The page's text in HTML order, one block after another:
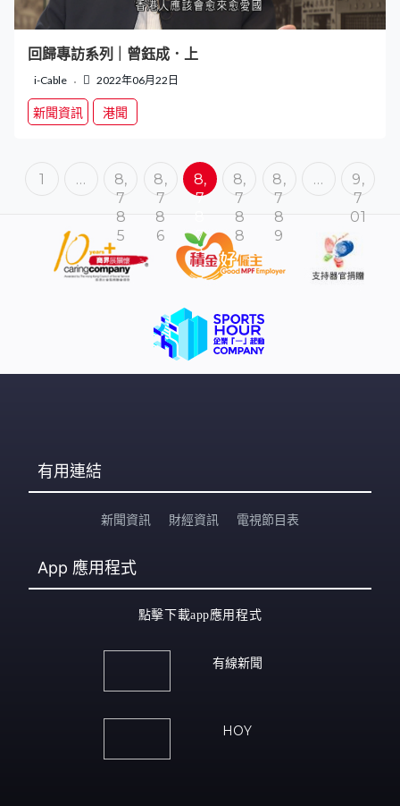
回歸專訪系列｜曾鈺成．上
i-Cable 2022年06月22日
新聞資訊 港聞
1 …
8,
7
8
5
8,
7
8
6
8,
7
7
8,
7
8
8
8,
7
8
9
…
9,
7
01
有用連結
新聞資訊 財經資訊 電視節目表
App 應用程式
點擊下載app應用程式
有線新聞
HOY